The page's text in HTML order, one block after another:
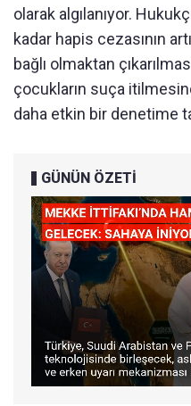
olarak algılanıyor.
kadar hapis cezasının
bağlı olmaktan
çocukların suça
daha etkin bir denetime
GÜNÜN ÖZETİ